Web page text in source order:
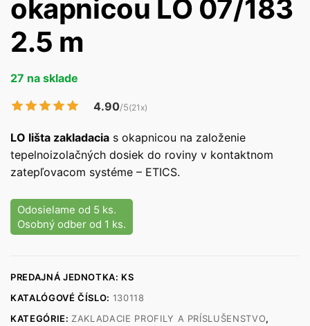
okapnicou LO 07/183
2.5 m
27 na sklade
4.90/5(21x)
LO lišta zakladacia s okapnicou na založenie
tepelnoizolačných dosiek do roviny v kontaktnom
zatepľovacom systéme – ETICS.
Odosielame od 5 ks.
Osobný odber od 1 ks.
PREDAJNÁ JEDNOTKA: KS
KATALÓGOVÉ ČÍSLO: 130118
KATEGÓRIE: ZAKLADACIE PROFILY A PRÍSLUŠENSTVO,